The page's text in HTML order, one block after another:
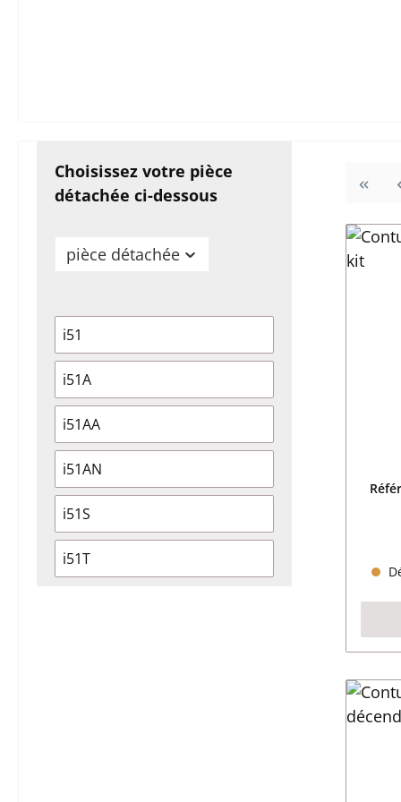
Choisissez votre pièce
détachée ci-dessous
pièce détachée
i51
i51A
i51AA
i51AN
i51S
i51T